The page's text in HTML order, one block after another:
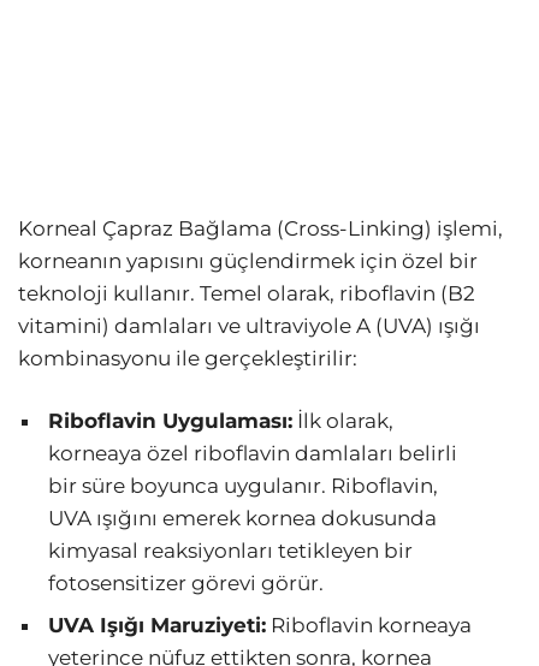
Korneal Çapraz Bağlama (Cross-Linking) işlemi,
korneanın yapısını güçlendirmek için özel bir
teknoloji kullanır. Temel olarak, riboflavin (B2
vitamini) damlaları ve ultraviyole A (UVA) ışığı
kombinasyonu ile gerçekleştirilir:
Riboflavin Uygulaması: İlk olarak,
korneaya özel riboflavin damlaları belirli
bir süre boyunca uygulanır. Riboflavin,
UVA ışığını emerek kornea dokusunda
kimyasal reaksiyonları tetikleyen bir
fotosensitizer görevi görür.
UVA Işığı Maruziyeti: Riboflavin korneaya
yeterince nüfuz ettikten sonra, kornea